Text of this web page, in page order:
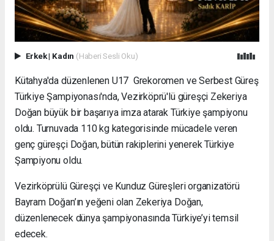
Erkek| Kadın (Haberi Sesli Oku)
Kütahya'da düzenlenen U17 Grekoromen ve Serbest Güreş
Türkiye Şampiyonası'nda, Vezirköprü'lü güreşçi Zekeriya
Doğan büyük bir başarıya imza atarak Türkiye şampiyonu
oldu. Turnuvada 110 kg kategorisinde mücadele veren
genç güreşçi Doğan, bütün rakiplerini yenerek Türkiye
Şampiyonu oldu.
Vezirköprülü Güreşçi ve Kunduz Güreşleri organizatörü
Bayram Doğan’ın yeğeni olan Zekeriya Doğan,
düzenlenecek dünya şampiyonasında Türkiye’yi temsil
edecek.